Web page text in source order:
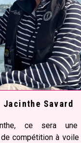
Jacinthe Savard
ce sera une
compétition à voile